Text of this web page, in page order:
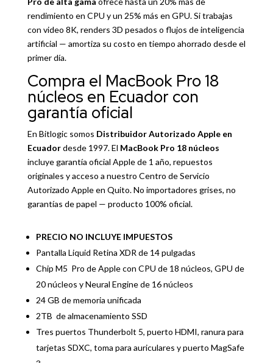
rendimiento en CPU y un 25% más en GPU. Si trabajas
con video 8K, renders 3D pesados o flujos de inteligencia
artificial — amortiza su costo en tiempo ahorrado desde el
primer día.
Compra el MacBook Pro 18
núcleos en Ecuador con
garantía oficial
En Bitlogic somos Distribuidor Autorizado Apple en
Ecuadordesde 1997. El MacBook Pro 18 núcleos
incluye garantía oficial Apple de 1 año, repuestos
originales y acceso a nuestro Centro de Servicio
Autorizado Apple en Quito. No importadores grises, no
garantías de papel — producto 100% oficial.
PRECIO NO INCLUYE IMPUESTOS
Pantalla Liquid Retina XDR de 14 pulgadas
Chip M5 Pro de Apple con CPU de 18 núcleos, GPU de
20 núcleos y Neural Engine de 16 núcleos
24 GB de memoria unificada
2TB de almacenamiento SSD
Tres puertos Thunderbolt 5, puerto HDMI, ranura para
tarjetas SDXC, toma para auriculares y puerto MagSafe